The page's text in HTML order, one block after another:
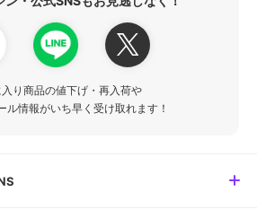
り商品の値下げ・再入荷や
ル情報がいち早く受け取れます！